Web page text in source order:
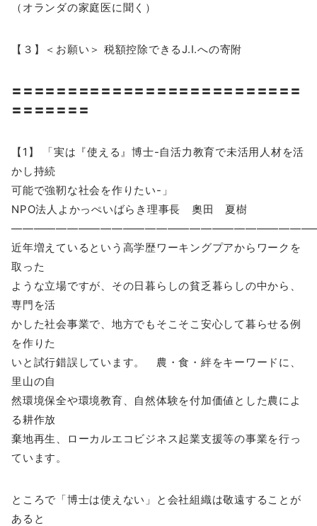
（オランダの家庭医に聞く）
【３】＜お願い＞ 税額控除できるJ.I.への寄附
〓〓〓〓〓〓〓〓〓〓〓〓〓〓〓〓〓〓〓〓〓〓〓〓〓〓
〓〓〓〓〓〓〓
【1】 「実は『使える』博士-自活力教育で未活用人材を活
かし持続
可能で強靭な社会を作りたい-」
NPO法人よかっぺいばらき理事長 奧田 夏樹
近年増えているという高学歴ワーキングプアからワークを
取った
ような立場ですが、その日暮らしの貧乏暮らしの中から、
専門を活
かした社会事業で、地方でもそこそこ安心して暮らせる例
を作りた
いと試行錯誤しています。 農・食・絆をキーワードに、
里山の自
然環境保全や環境教育、自然体験を付加価値とした農によ
る耕作放
棄地再生、ローカルエコビジネス起業支援等の事業を行っ
ています。
ところで「博士は使えない」と会社組織は敬遠することが
あると